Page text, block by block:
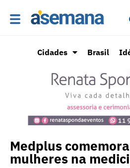
Cidades Brasil
Medplus
mulheres na